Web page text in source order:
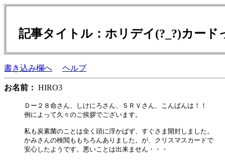
記事タイトル：ホリデイ(?_?)カー
書き込み欄へ ヘルプ
お名前： HIRO3
Ｄー２８命さん、しけにろさん、ＳＲＶさん、こんばんは！！
例によって久々のご挨拶でございます。
私も炭素菌のことは全く頭に浮かばず、すぐさま開封しました。
かみさんの検閲ももちろんありました。が、クリスマスカードで
安心したようです。悪いことは出来ません・・・